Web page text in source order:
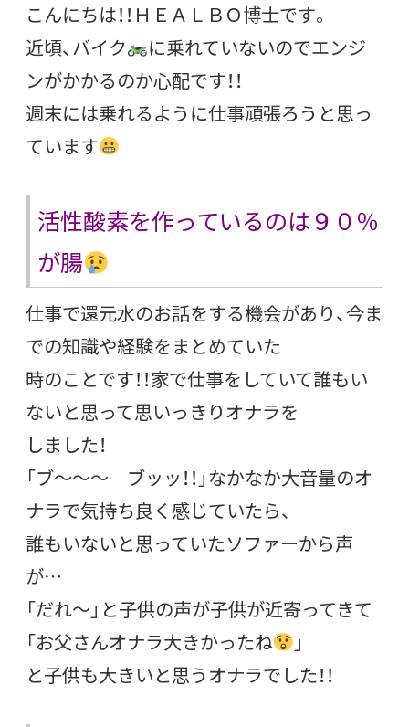
こんにちは！！ＨＥＡＬＢＯ博士です。
近頃、バイク
に乗れていないのでエンジ
ンがかかるのか心配です！！
週末には乗れるように仕事頑張ろうと思っ
ています
活性酸素を作っているのは９０％
が腸
仕事で還元水のお話をする機会があり、今ま
での知識や経験をまとめていた
時のことです！！家で仕事をしていて誰もい
ないと思って思いっきりオナラを
しました！
「ブ～～～ ブッッ！！」なかなか大音量のオ
ナラで気持ち良く感じていたら、
誰もいないと思っていたソファーから声
が…
「だれ～」と子供の声が子供が近寄ってきて
「お父さんオナラ大きかったね
」
と子供も大きいと思うオナラでした！！